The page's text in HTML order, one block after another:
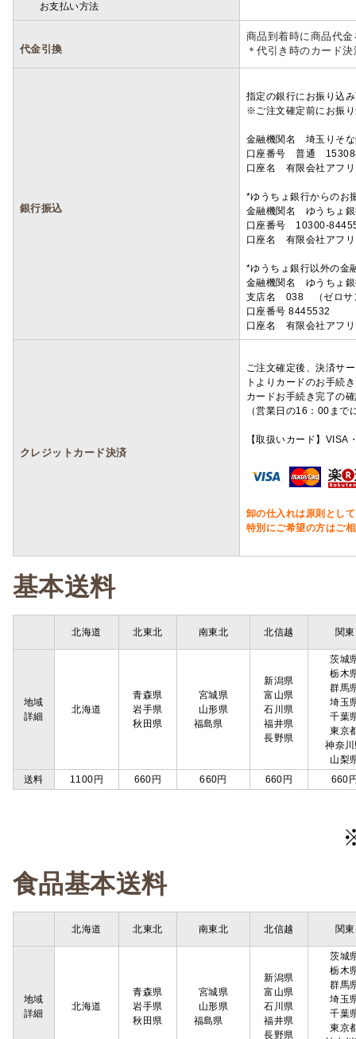
お支払い方法
代金引換
商品到着時に商品代
＊代引き時のカード
銀行振込
指定の銀行にお振り込
※ご注文確定前にお振
金融機関名 埼玉りそ
口座番号 普通
口座名 有限会社アフ
*ゆうちょ銀行からのお
金融機関名 ゆうちょ
口座番号 10300-
口座名 有限会社アフ
*ゆうちょ銀行以外の金
金融機関名 ゆうちょ
支店名 038 （ゼロサ
口座番号 8445532
口座名 有限会社アフ
クレジットカード決済
ご注文確定後、決済サ
トよりカードのお手続
カードお手続き完了の
（営業日の16：00ま
【取扱いカード】
卸の仕入れは原則とし
特別にご希望の方はご
基本送料
北海道 北東北 南東北 北信越 関東
地域
詳細
北海道
青森県
岩手県
秋田県
宮城県
山形県
福島県
新潟県
富山県
石川県
福井県
長野県
茨城
栃木
群馬
埼玉
千葉
東京
神奈
山梨
送料
1100円 660円 660円 660円 660
食品基本送料
北海道 北東北 南東北 北信越 関東
地域
詳細
北海道
青森県
岩手県
秋田県
宮城県
山形県
福島県
新潟県
富山県
石川県
福井県
長野県
茨城
栃木
群馬
埼玉
千葉
東京